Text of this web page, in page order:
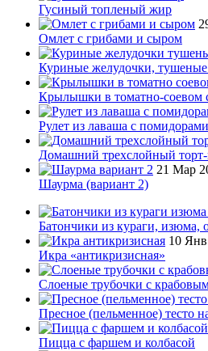
Гусиный топленый жир
Омлет с грибами и сыром
Куриные желудочки,
Крылышки в томатно-соевом
Рулет из лаваша с
Домашний трехслойный
21 Мар
Шаурма (вариант 2)
Батончики из кураги, изюма,
10
Икра «антикризисная»
Слоеные трубочки с
Пресное (пельменное) тесто
Пицца с фаршем и колбасой